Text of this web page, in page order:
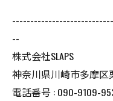
--
株式会社SLAPS
神奈川県川崎市多摩区
電話番号 : 090-9109-